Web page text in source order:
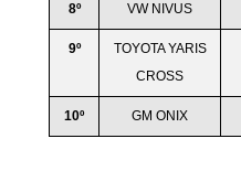
8º VW NIVUS
9º
TOYOTA YARIS
CROSS
10º GM ONIX